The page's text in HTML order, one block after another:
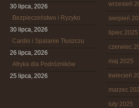
30 lipca, 2026
Bezpieczeństwo i Ryzyko
30 lipca, 2026
Cardio i Spalanie Tłuszczu
26 lipca, 2026
Afryka dla Podróżników
25 lipca, 2026
wrzesień
sierpień
lipiec 2025
czerwiec
maj 2025
kwiecień
marzec
luty 2025